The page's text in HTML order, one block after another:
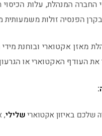
החברה המנהלת, עלות הכיסוי
בקרן הפנסיה זולות
מאזן אקטוארי ובוחנת
את העודף האקטוארי או
שלכם באיזון אקטוארי שלילי,